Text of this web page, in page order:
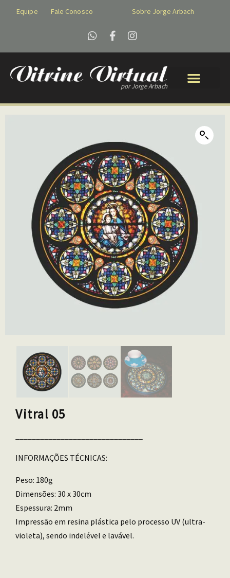
Equipe Fale Conosco Sobre Jorge Arbach
por Jorge Arbach
Vitral 05
INFORMAÇÕES TÉCNICAS:
Peso: 180g
Dimensões: 30 x 30cm
Espessura: 2mm
Impressão em resina plástica pelo processo UV (ultra-
violeta), sendo indelével e lavável.